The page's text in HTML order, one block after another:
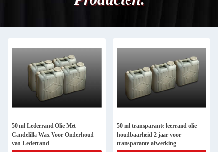
50 ml Lederrand Olie Met
Candelilla Wax Voor Onderhoud
van Lederrand
50 ml transparante leerrand olie
houdbaarheid 2 jaar voor
transparante afwerking